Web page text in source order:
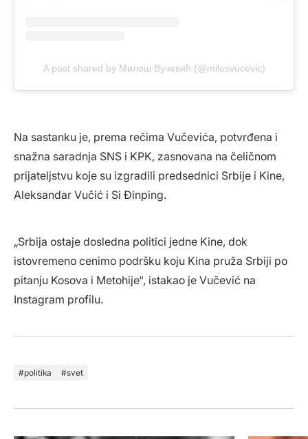
A post shared by Милош Вучевић (@milosvucevic)
Na sastanku je, prema rečima Vučevića, potvrđena i
snažna saradnja SNS i KPK, zasnovana na čeličnom
prijateljstvu koje su izgradili predsednici Srbije i Kine,
Aleksandar Vučić i Si Đinping.
„Srbija ostaje dosledna politici jedne Kine, dok
istovremeno cenimo podršku koju Kina pruža Srbiji po
pitanju Kosova i Metohije“, istakao je Vučević na
Instagram profilu.
politika svet